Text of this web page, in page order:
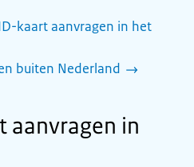
kaart aanvragen in het
buiten Nederland
aanvragen in